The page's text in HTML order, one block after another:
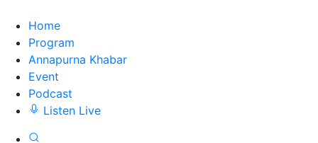
Home
Program
Annapurna Khabar
Event
Podcast
Listen Live